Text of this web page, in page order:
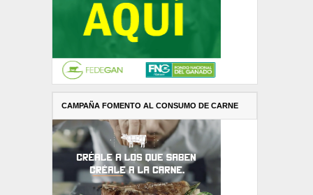
CAMPAÑA FOMENTO AL CONSUMO DE CARNE